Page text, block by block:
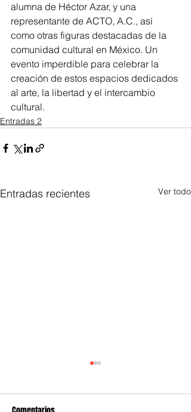
alumna de Héctor Azar, y una
representante de ACTO, A.C., así
como otras figuras destacadas de la
comunidad cultural en México. Un
evento imperdible para celebrar la
creación de estos espacios dedicados
al arte, la libertad y el intercambio
cultural.
Entradas 2
Entradas recientes Ver todo